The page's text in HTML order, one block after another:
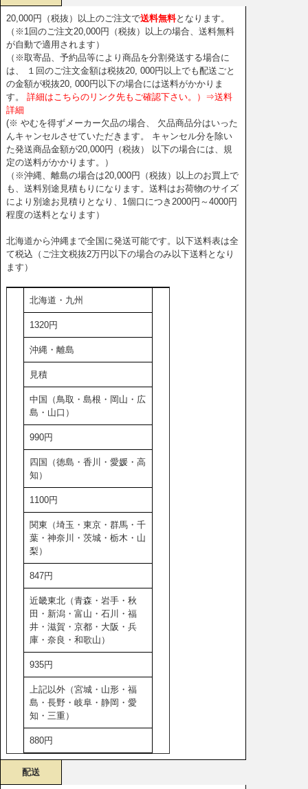
20,000円（税抜）以上のご注文で送料無料となります。
（※1回のご注文20,000円（税抜）以上の場合、送料無料
が自動で適用されます）
（※取寄品、予約品等により商品を分割発送する場合に
は、 １回のご注文金額は税抜20, 000円以上でも配送ごと
の金額が税抜20, 000円以下の場合には送料がかかりま
す。
詳細はこちらのリンク先もご確認下さい。）⇒送料
詳細
(※ やむを得ずメーカー欠品の場合、 欠品商品分はいった
んキャンセルさせていただきます。 キャンセル分を除い
た発送商品金額が20,000円（税抜） 以下の場合には、規
定の送料がかかります。）
（※沖縄、離島の場合は20,000円（税抜）以上のお買上で
も、送料別途見積もりになります。送料はお荷物のサイズ
により別途お見積りとなり、1個口につき2000円～4000円
程度の送料となります）
北海道から沖縄まで全国に発送可能です。以下送料表は全
て税込（ご注文税抜2万円以下の場合のみ以下送料となり
ます）
北海道・九州
1320円
沖縄・離島
見積
中国（鳥取・島根・岡山・広
島・山口）
990円
四国（徳島・香川・愛媛・高
知）
1100円
関東（埼玉・東京・群馬・千
葉・神奈川・茨城・栃木・山
梨）
847円
近畿東北（青森・岩手・秋
田・新潟・富山・石川・福
井・滋賀・京都・大阪・兵
庫・奈良・和歌山）
935円
上記以外（宮城・山形・福
島・長野・岐阜・静岡・愛
知・三重）
880円
配送